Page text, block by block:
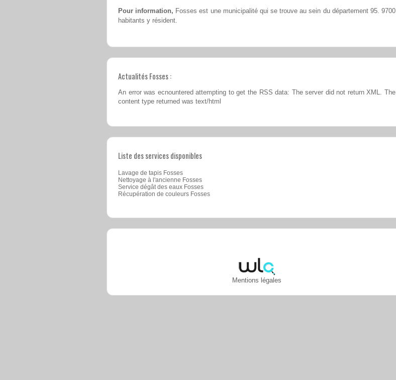
Pour information, Fosses est une municipalité qui se trouve au sein du département 95. 9700
habitants y résident.
Actualités Fosses :
An error was ecnountered attempting to get the RSS data: The server did not return XML. The
content type returned was text/html
Liste des services disponibles
Lavage de tapis Fosses
Nettoyage à l'ancienne Fosses
Service dégât des eaux Fosses
Récupération de couleurs Fosses
Mentions légales